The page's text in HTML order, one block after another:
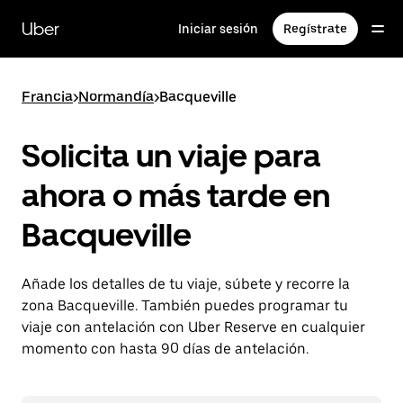
contenido
principal
Uber Iniciar sesión Regístrate
Francia>Normandía>Bacqueville
Solicita un viaje para
ahora o más tarde en
Bacqueville
Añade los detalles de tu viaje, súbete y recorre la
zona Bacqueville. También puedes programar tu
viaje con antelación con Uber Reserve en cualquier
momento con hasta 90 días de antelación.